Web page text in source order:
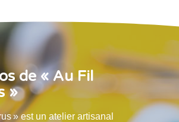
de « Au Fil
»
» est un atelier artisanal